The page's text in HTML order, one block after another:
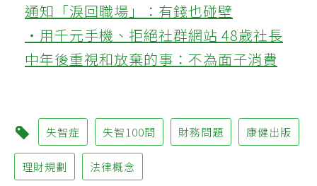
通知「淚回職場」：有錢也碰壁
‧用千元手機、拒絕社群網站 48歲社長
中年後重視和放棄的事：不為面子消費
失智症 失智100問 財務問題 康健出版
理財規劃 法律概念